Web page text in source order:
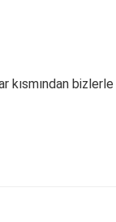
kısmından bizlerle